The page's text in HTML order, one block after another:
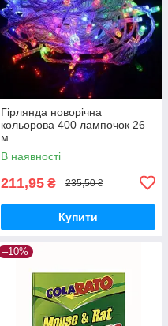
Гірлянда новорічна
кольорова 400 лампочок 26
м
В наявності
211,95 ₴ 235,50 ₴
Купити
–10%